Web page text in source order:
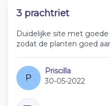
3 prachtriet
Duidelijke site met
zodat de planten goed
P
Priscilla
30-05-2022